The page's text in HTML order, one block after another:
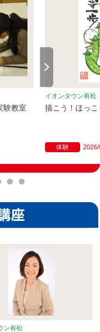
験教室
イオンタウン有松
描こう！ほっ
体験
ン有松